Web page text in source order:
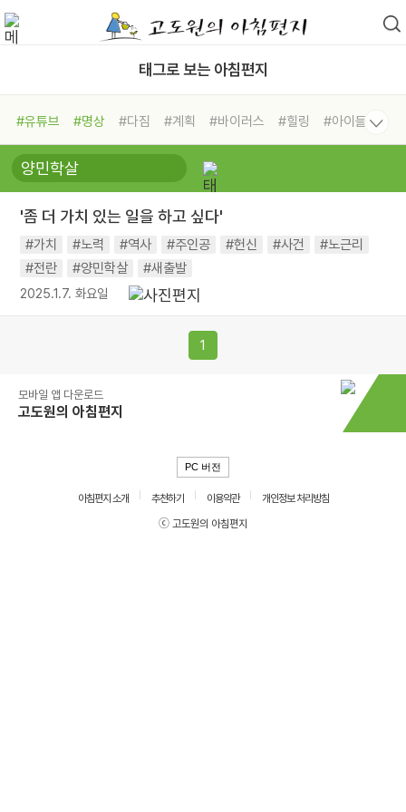
태그로 보는 아침편지
#유튜브 #명상 #다짐 #계획 #바이러스 #힐링
#아이들
#비전캠프
#독서캠프 #삶
#희망
#나눔 #친구 #링컨학교
#독서
#건강 #면역력
'좀 더 가치 있는 일을 하고 싶다'
#가치 #노력 #역사 #주인공 #헌신 #사건
#노근리
#전란
#양민학살 #새출발
2025.1.7. 화요일
1
모바일 앱 다운로드
고도원의 아침편지
PC 버전
아침편지 소개 추천하기 이용약관
개인정보 처리방침
ⓒ 고도원의 아침편지